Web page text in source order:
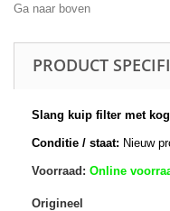
Ga naar boven
PRODUCT
Slang kuip filter met
Conditie / staat: Nieuw
Voorraad: Online
Origineel